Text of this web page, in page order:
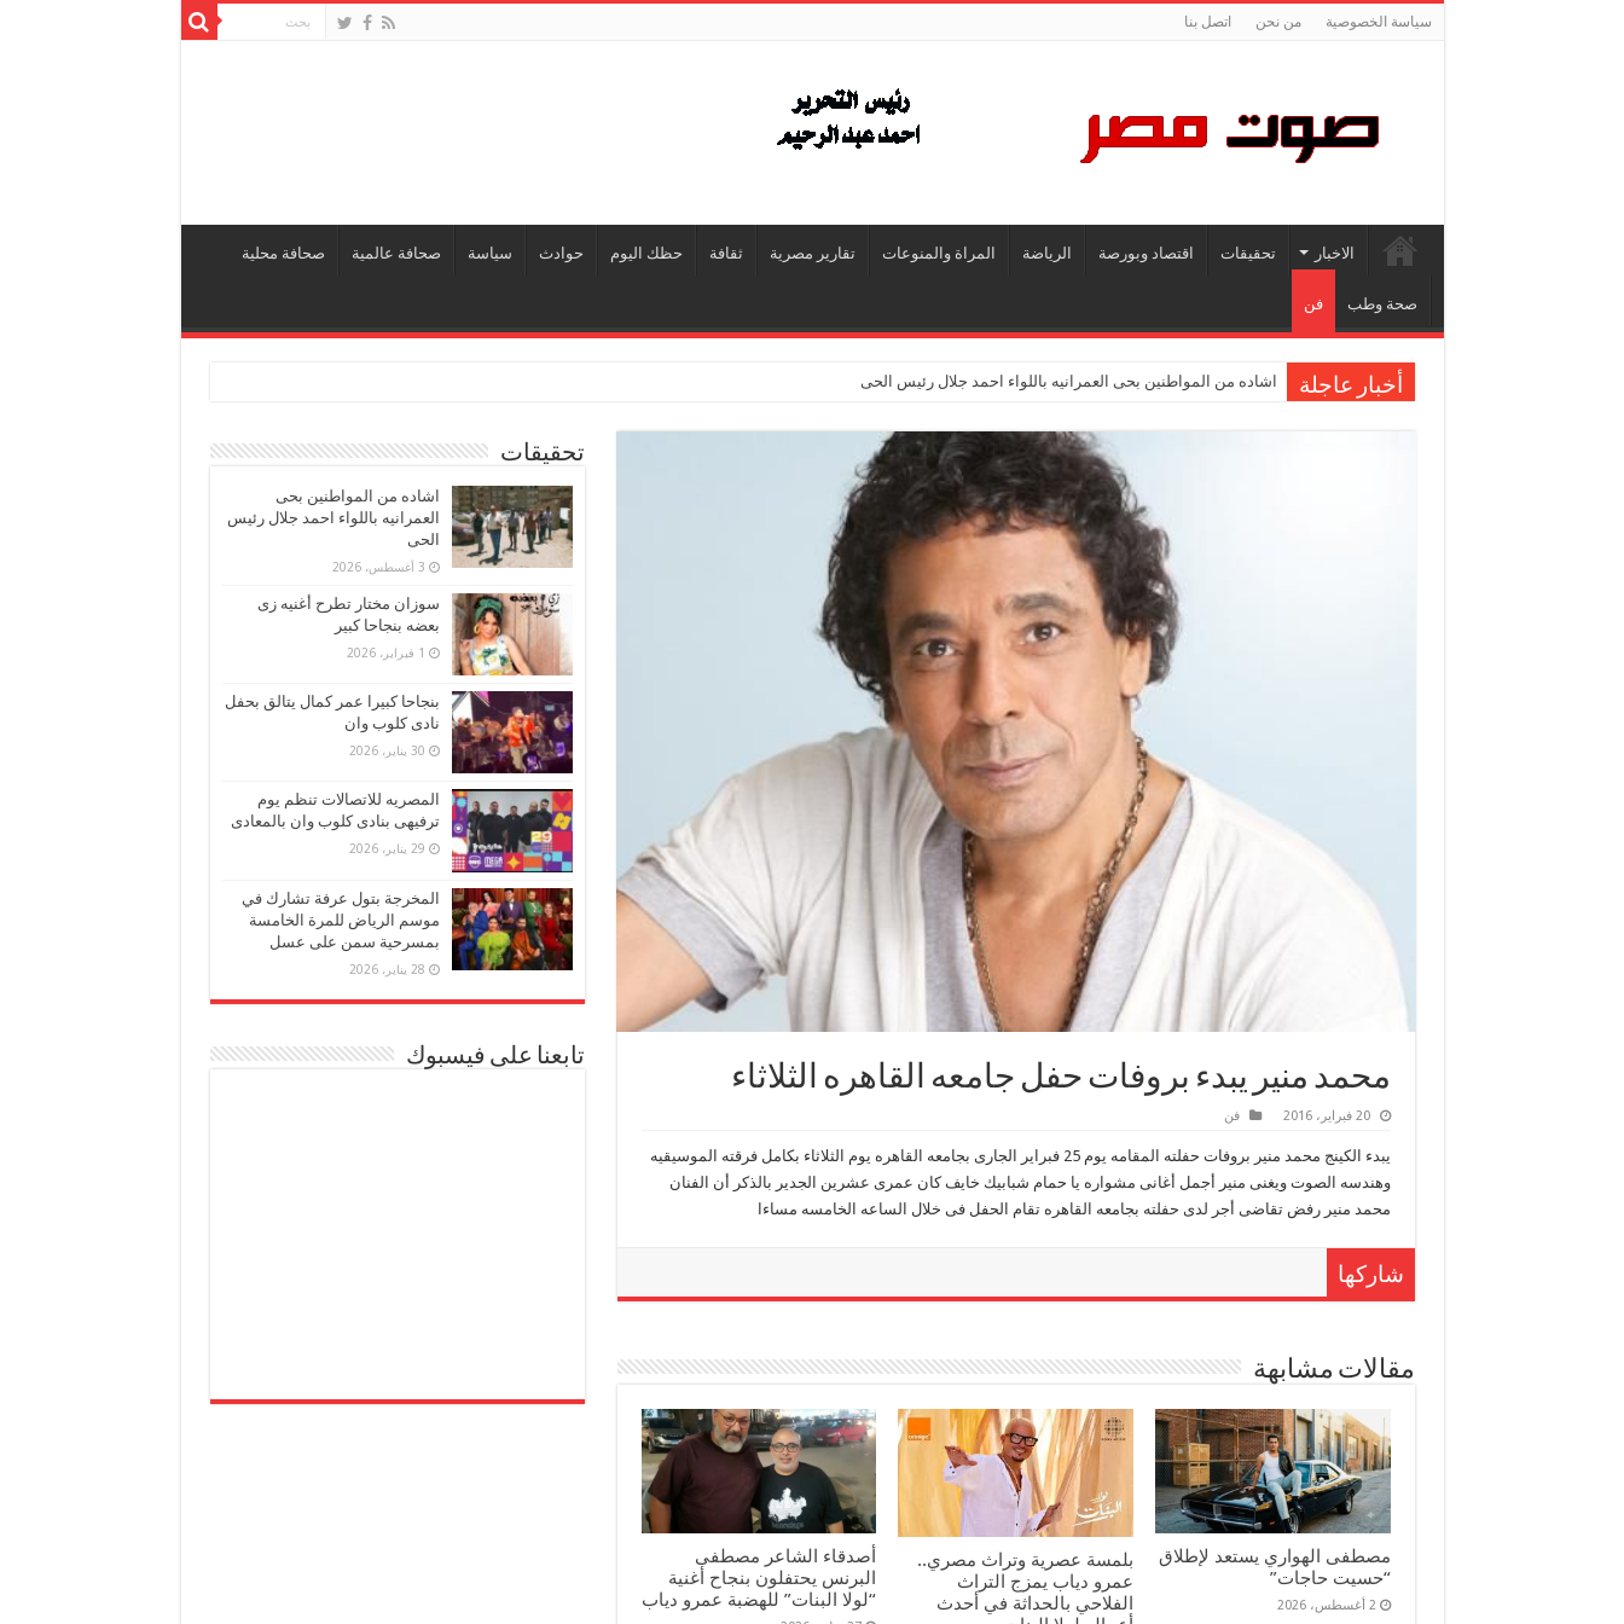
سياسة الخصوصية من نحن اتصل بنا
الاخبار تحقيقات اقتصاد وبورصة الرياضة المراة والمنوعات تقارير مصرية ثقافة حظك اليوم حوادث سياسة صحافة عالمية صحافة محلية
صحة وطب فن
أخبار عاجلة اشاده من المواطنين بحى العمرانيه باللواء احمد جلال رئيس الحى
محمد منير يبدء بروفات حفل جامعه القاهره الثلاثاء
20 فبراير، 2016 فن
يبدء الكينج محمد منير بروفات حفلته المقامه يوم 25 فبراير الجارى بجامعه القاهره يوم الثلاثاء بكامل فرقته الموسيقيه
وهندسه الصوت ويغنى منير أجمل أغانى مشواره يا حمام شبابيك خايف كان عمرى عشرين الجدير بالذكر أن الفنان
محمد منير رفض تقاضى أجر لدى حفلته بجامعه القاهره تقام الحفل فى خلال الساعه الخامسه مساءا
شاركها
مقالات مشابهة
مصطفى الهواري يستعد لإطلاق
“حسيت حاجات”
2 أغسطس، 2026
بلمسة عصرية وتراث مصري..
عمرو دياب يمزج التراث
الفلاحي بالحداثة في أحدث
أصدقاء الشاعر مصطفى
البرنس يحتفلون بنجاح أغنية
“لولا البنات” للهضبة عمرو دياب
تحقيقات
اشاده من المواطنين بحى
العمرانيه باللواء احمد جلال رئيس
الحى
3 أغسطس، 2026
سوزان مختار تطرح أغنيه زى
بعضه بنجاحا كبير
1 فبراير، 2026
بنجاحا كبيرا عمر كمال يتالق بحفل
نادى كلوب وان
30 يناير، 2026
المصريه للاتصالات تنظم يوم
ترفيهى بنادى كلوب وان بالمعادى
29 يناير، 2026
المخرجة بتول عرفة تشارك في
موسم الرياض للمرة الخامسة
بمسرحية سمن على عسل
28 يناير، 2026
تابعنا على فيسبوك